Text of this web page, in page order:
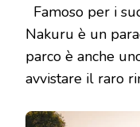
Famoso per i
Nakuru è un
parco è anche
avvistare il raro